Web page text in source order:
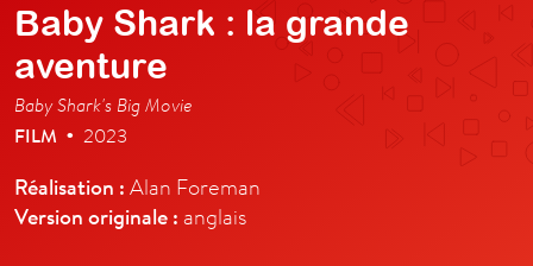
Baby Shark : la grande
aventure
Baby Shark's Big Movie
FILM • 2023
Réalisation : Alan Foreman
Version originale : anglais